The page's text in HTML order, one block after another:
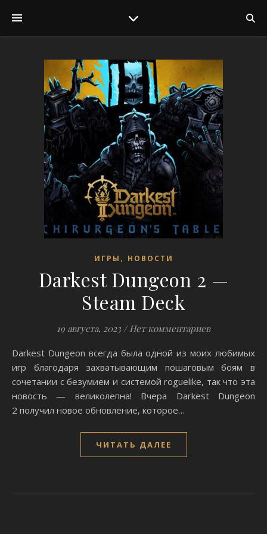
ИГРЫ , НОВОСТИ
Darkest Dungeon 2 —
Steam Deck
19 августа, 2023 / Нет комментариев
Darkest Dungeon всегда была одной из моих любимых
игр благодаря захватывающим пошаговым боям в
сочетании с безумием и системой roguelike, так что эта
новость — великолепна! Вчера Darkest Dungeon
2 получил новое обновление, которое…
ЧИТАТЬ ДАЛЕЕ